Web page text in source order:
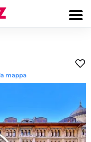
mappa